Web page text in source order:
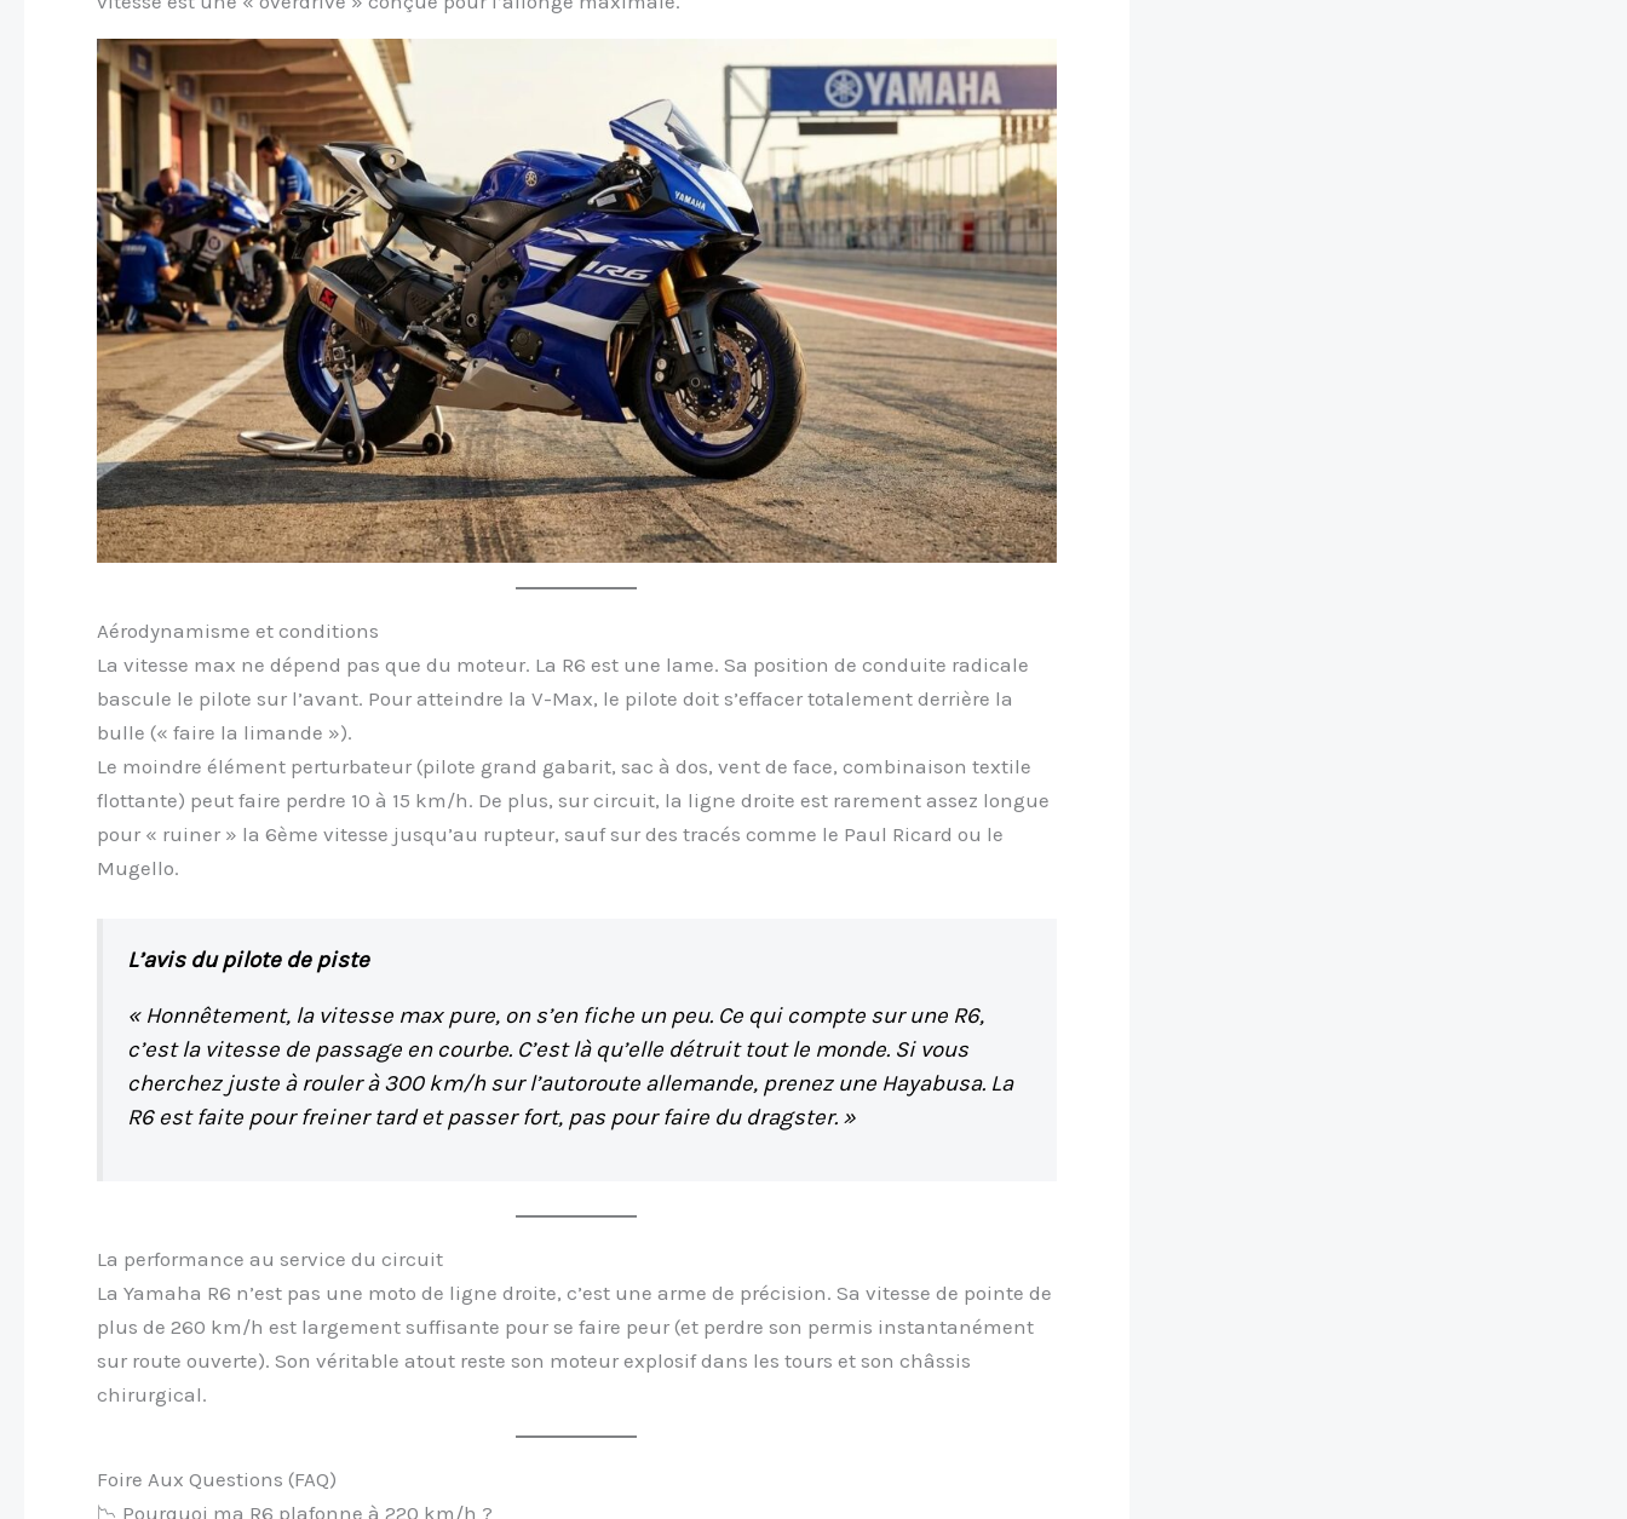
Aérodynamisme et conditions
La vitesse max ne dépend pas que du moteur. La R6 est une lame. Sa position de conduite radicale
bascule le pilote sur l’avant. Pour atteindre la V-Max, le pilote doit s’effacer totalement derrière la
bulle (« faire la limande »).
Le moindre élément perturbateur (pilote grand gabarit, sac à dos, vent de face, combinaison textile
flottante) peut faire perdre 10 à 15 km/h. De plus, sur circuit, la ligne droite est rarement assez longue
pour « ruiner » la 6ème vitesse jusqu’au rupteur, sauf sur des tracés comme le Paul Ricard ou le
Mugello.
L’avis du pilote de piste
« Honnêtement, la vitesse max pure, on s’en fiche un peu. Ce qui compte sur une R6,
c’est la vitesse de passage en courbe. C’est là qu’elle détruit tout le monde. Si vous
cherchez juste à rouler à 300 km/h sur l’autoroute allemande, prenez une Hayabusa. La
R6 est faite pour freiner tard et passer fort, pas pour faire du dragster. »
La performance au service du circuit
La Yamaha R6 n’est pas une moto de ligne droite, c’est une arme de précision. Sa vitesse de pointe de
plus de 260 km/h est largement suffisante pour se faire peur (et perdre son permis instantanément
sur route ouverte). Son véritable atout reste son moteur explosif dans les tours et son châssis
chirurgical.
Foire Aux Questions (FAQ)
📉 Pourquoi ma R6 plafonne à 220 km/h ?